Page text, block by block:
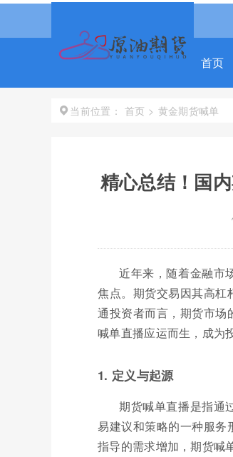
首页
当前位置： 首页 > 黄金期货喊单
精心总结！国
近年来，随着金融市
焦点。期货交易因其高杠
通投资者而言，期货市场
喊单直播应运而生，成为
1. 定义与起源
期货喊单直播是指通
易建议和策略的一种服务
指导的需求增加，期货喊